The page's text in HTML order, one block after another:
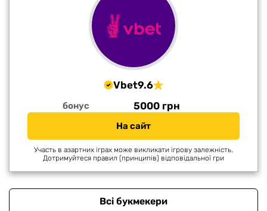
Vbet9.6
бонус 5000 грн
На сайт
Участь в азартних іграх може викликати ігрову залежність.
Дотримуйтеся правил (принципів) відповідальної гри
Всі букмекери